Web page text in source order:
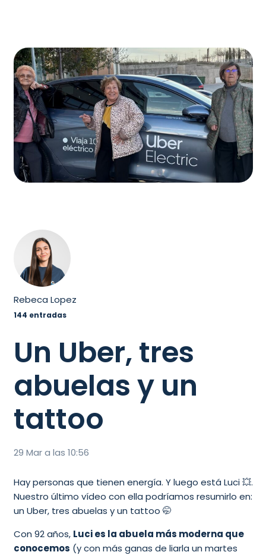
Rebeca Lopez
144 entradas
Un Uber, tres
abuelas y un
tattoo
29 Mar a las 10:56
Hay personas que tienen energía. Y luego está Luci 💥.
Nuestro último vídeo con ella podríamos resumirlo en:
un Uber, tres abuelas y un tattoo 🤭
Con 92 años, Luci es la abuela más moderna que
conocemos (y con más ganas de liarla un martes